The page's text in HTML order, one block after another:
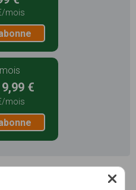
mois
9,99 €
mois